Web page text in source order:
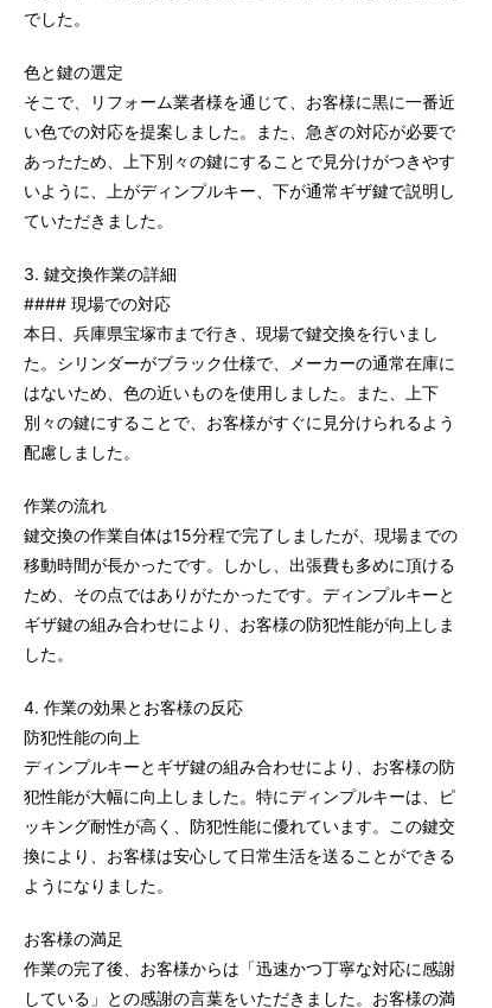
でした。
色と鍵の選定
そこで、リフォーム業者様を通じて、お客様に黒に一番近
い色での対応を提案しました。また、急ぎの対応が必要で
あったため、上下別々の鍵にすることで見分けがつきやす
いように、上がディンプルキー、下が通常ギザ鍵で説明し
ていただきました。
3. 鍵交換作業の詳細
#### 現場での対応
本日、兵庫県宝塚市まで行き、現場で鍵交換を行いまし
た。シリンダーがブラック仕様で、メーカーの通常在庫に
はないため、色の近いものを使用しました。また、上下
別々の鍵にすることで、お客様がすぐに見分けられるよう
配慮しました。
作業の流れ
鍵交換の作業自体は15分程で完了しましたが、現場までの
移動時間が長かったです。しかし、出張費も多めに頂ける
ため、その点ではありがたかったです。ディンプルキーと
ギザ鍵の組み合わせにより、お客様の防犯性能が向上しま
した。
4. 作業の効果とお客様の反応
防犯性能の向上
ディンプルキーとギザ鍵の組み合わせにより、お客様の防
犯性能が大幅に向上しました。特にディンプルキーは、ピ
ッキング耐性が高く、防犯性能に優れています。この鍵交
換により、お客様は安心して日常生活を送ることができる
ようになりました。
お客様の満足
作業の完了後、お客様からは「迅速かつ丁寧な対応に感謝
している」との感謝の言葉をいただきました。お客様の満